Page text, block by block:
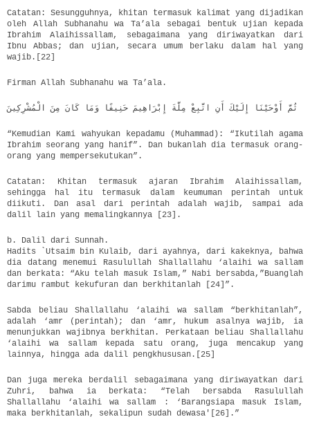
Catatan: Sesungguhnya, khitan termasuk kalimat yang dijadikan
oleh Allah Subhanahu wa Ta’ala sebagai bentuk ujian kepada
Ibrahim Alaihissallam, sebagaimana yang diriwayatkan dari
Ibnu Abbas; dan ujian, secara umum berlaku dalam hal yang
wajib.[22]
Firman Allah Subhanahu wa Ta’ala.
ثُمَّ أَوْحَيْنَا إِلَيْكَ أَنِ اتَّبِعْ مِلَّةَ إِبْرَاهِيمَ حَنِيفًا وَمَا كَانَ مِنَ الْمُشْرِكِينَ
“Kemudian Kami wahyukan kepadamu (Muhammad): “Ikutilah agama
Ibrahim seorang yang hanif”. Dan bukanlah dia termasuk orang-
orang yang mempersekutukan”.
Catatan: Khitan termasuk ajaran Ibrahim Alaihissallam,
sehingga hal itu termasuk dalam keumuman perintah untuk
diikuti. Dan asal dari perintah adalah wajib, sampai ada
dalil lain yang memalingkannya [23].
b. Dalil dari Sunnah.
Hadits `Utsaim bin Kulaib, dari ayahnya, dari kakeknya, bahwa
dia datang menemui Rasulullah Shallallahu ‘alaihi wa sallam
dan berkata: “Aku telah masuk Islam,” Nabi bersabda,”Buanglah
darimu rambut kekufuran dan berkhitanlah [24]”.
Sabda beliau Shallallahu ‘alaihi wa sallam “berkhitanlah”,
adalah ‘amr (perintah); dan ‘amr, hukum asalnya wajib, ia
menunjukkan wajibnya berkhitan. Perkataan beliau Shallallahu
‘alaihi wa sallam kepada satu orang, juga mencakup yang
lainnya, hingga ada dalil pengkhususan.[25]
Dan juga mereka berdalil sebagaimana yang diriwayatkan dari
Zuhri, bahwa ia berkata: “Telah bersabda Rasulullah
Shallallahu ‘alaihi wa sallam : ‘Barangsiapa masuk Islam,
maka berkhitanlah, sekalipun sudah dewasa'[26].”